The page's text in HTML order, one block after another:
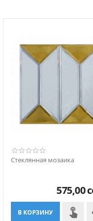
Стеклянная мозаика
575,00
В КОРЗИНУ